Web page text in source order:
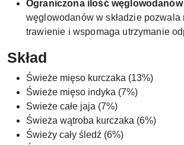
Ograniczona ilość węglowodanów
węglowodanów w składzie pozwala
trawienie i wspomaga utrzymanie
Skład
Świeże mięso kurczaka (13%)
Świeże mięso indyka (7%)
Swieże całe jaja (7%)
Świeża wątroba kurczaka (6%)
Świeży cały śledź (6%)